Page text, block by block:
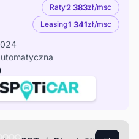
Raty2 383zł/msc
Leasing1 341zł/msc